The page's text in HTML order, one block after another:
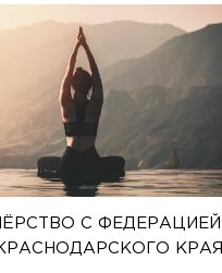
С ФЕДЕРАЦИЕЙ
КРАЯ